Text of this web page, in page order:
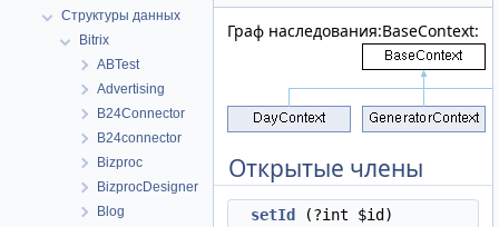
Структуры данных
Bitrix
ABTest
Advertising
B24Connector
B24connector
Bizproc
BizprocDesigner
Blog
Граф наследования:BaseContext:
Открытые члены
setId
(?int $id)